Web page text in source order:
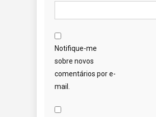
Notifique-me
sobre novos
comentários por e-
mail.